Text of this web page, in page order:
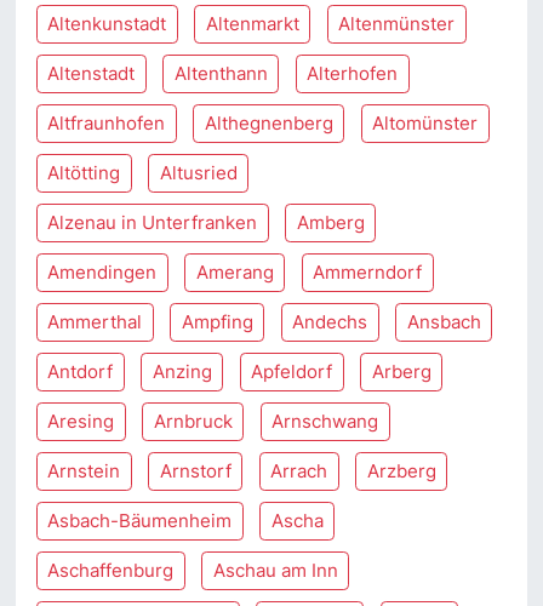
Altenkunstadt Altenmarkt Altenmünster
Altenstadt Altenthann Alterhofen
Altfraunhofen Althegnenberg Altomünster
Altötting Altusried
Alzenau in Unterfranken Amberg
Amendingen Amerang Ammerndorf
Ammerthal Ampfing Andechs Ansbach
Antdorf Anzing Apfeldorf Arberg
Aresing Arnbruck Arnschwang
Arnstein Arnstorf Arrach Arzberg
Asbach-Bäumenheim Ascha
Aschaffenburg Aschau am Inn